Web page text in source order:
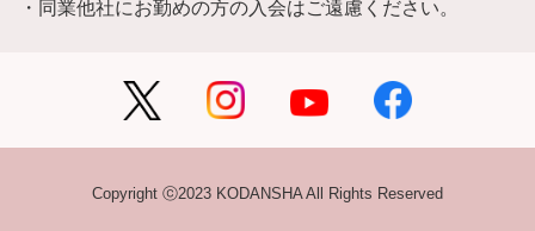
・同業他社にお勤めの方の入会はご遠慮ください。
Copyright ⓒ2023 KODANSHA All Rights Reserved